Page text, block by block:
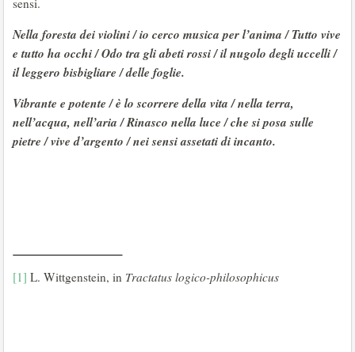
sensi.
Nella foresta dei violini / io cerco musica per l’anima / Tutto vive
e tutto ha occhi / Odo tra gli abeti rossi / il nugolo degli uccelli /
il leggero bisbigliare / delle foglie.
Vibrante e potente / è lo scorrere della vita / nella terra,
nell’acqua, nell’aria / Rinasco nella luce / che si posa sulle
pietre / vive d’argento / nei sensi assetati di incanto.
[1] L. Wittgenstein, in Tractatus logico-philosophicus